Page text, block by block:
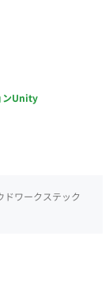
ンUnity
ドワークステック